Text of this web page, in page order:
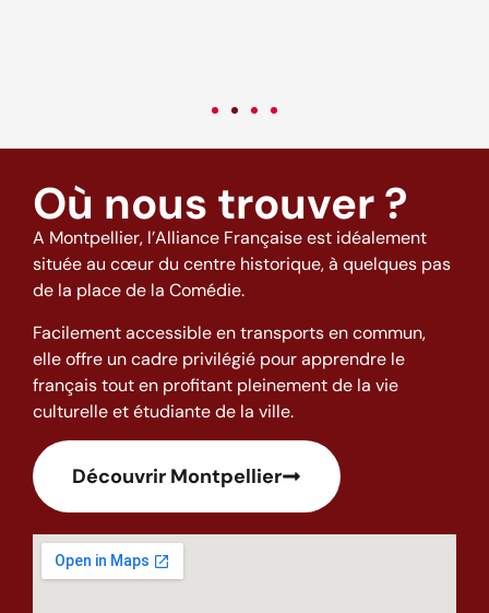
Où nous trouver ?
A Montpellier, l’Alliance Française est idéalement
située au cœur du centre historique, à quelques pas
de la place de la Comédie.
Facilement accessible en transports en commun,
elle offre un cadre privilégié pour apprendre le
français tout en profitant pleinement de la vie
culturelle et étudiante de la ville.
Découvrir Montpellier